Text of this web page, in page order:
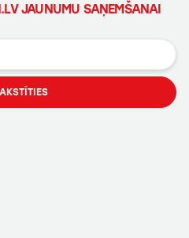
JAUNUMU SAŅEMŠANAI